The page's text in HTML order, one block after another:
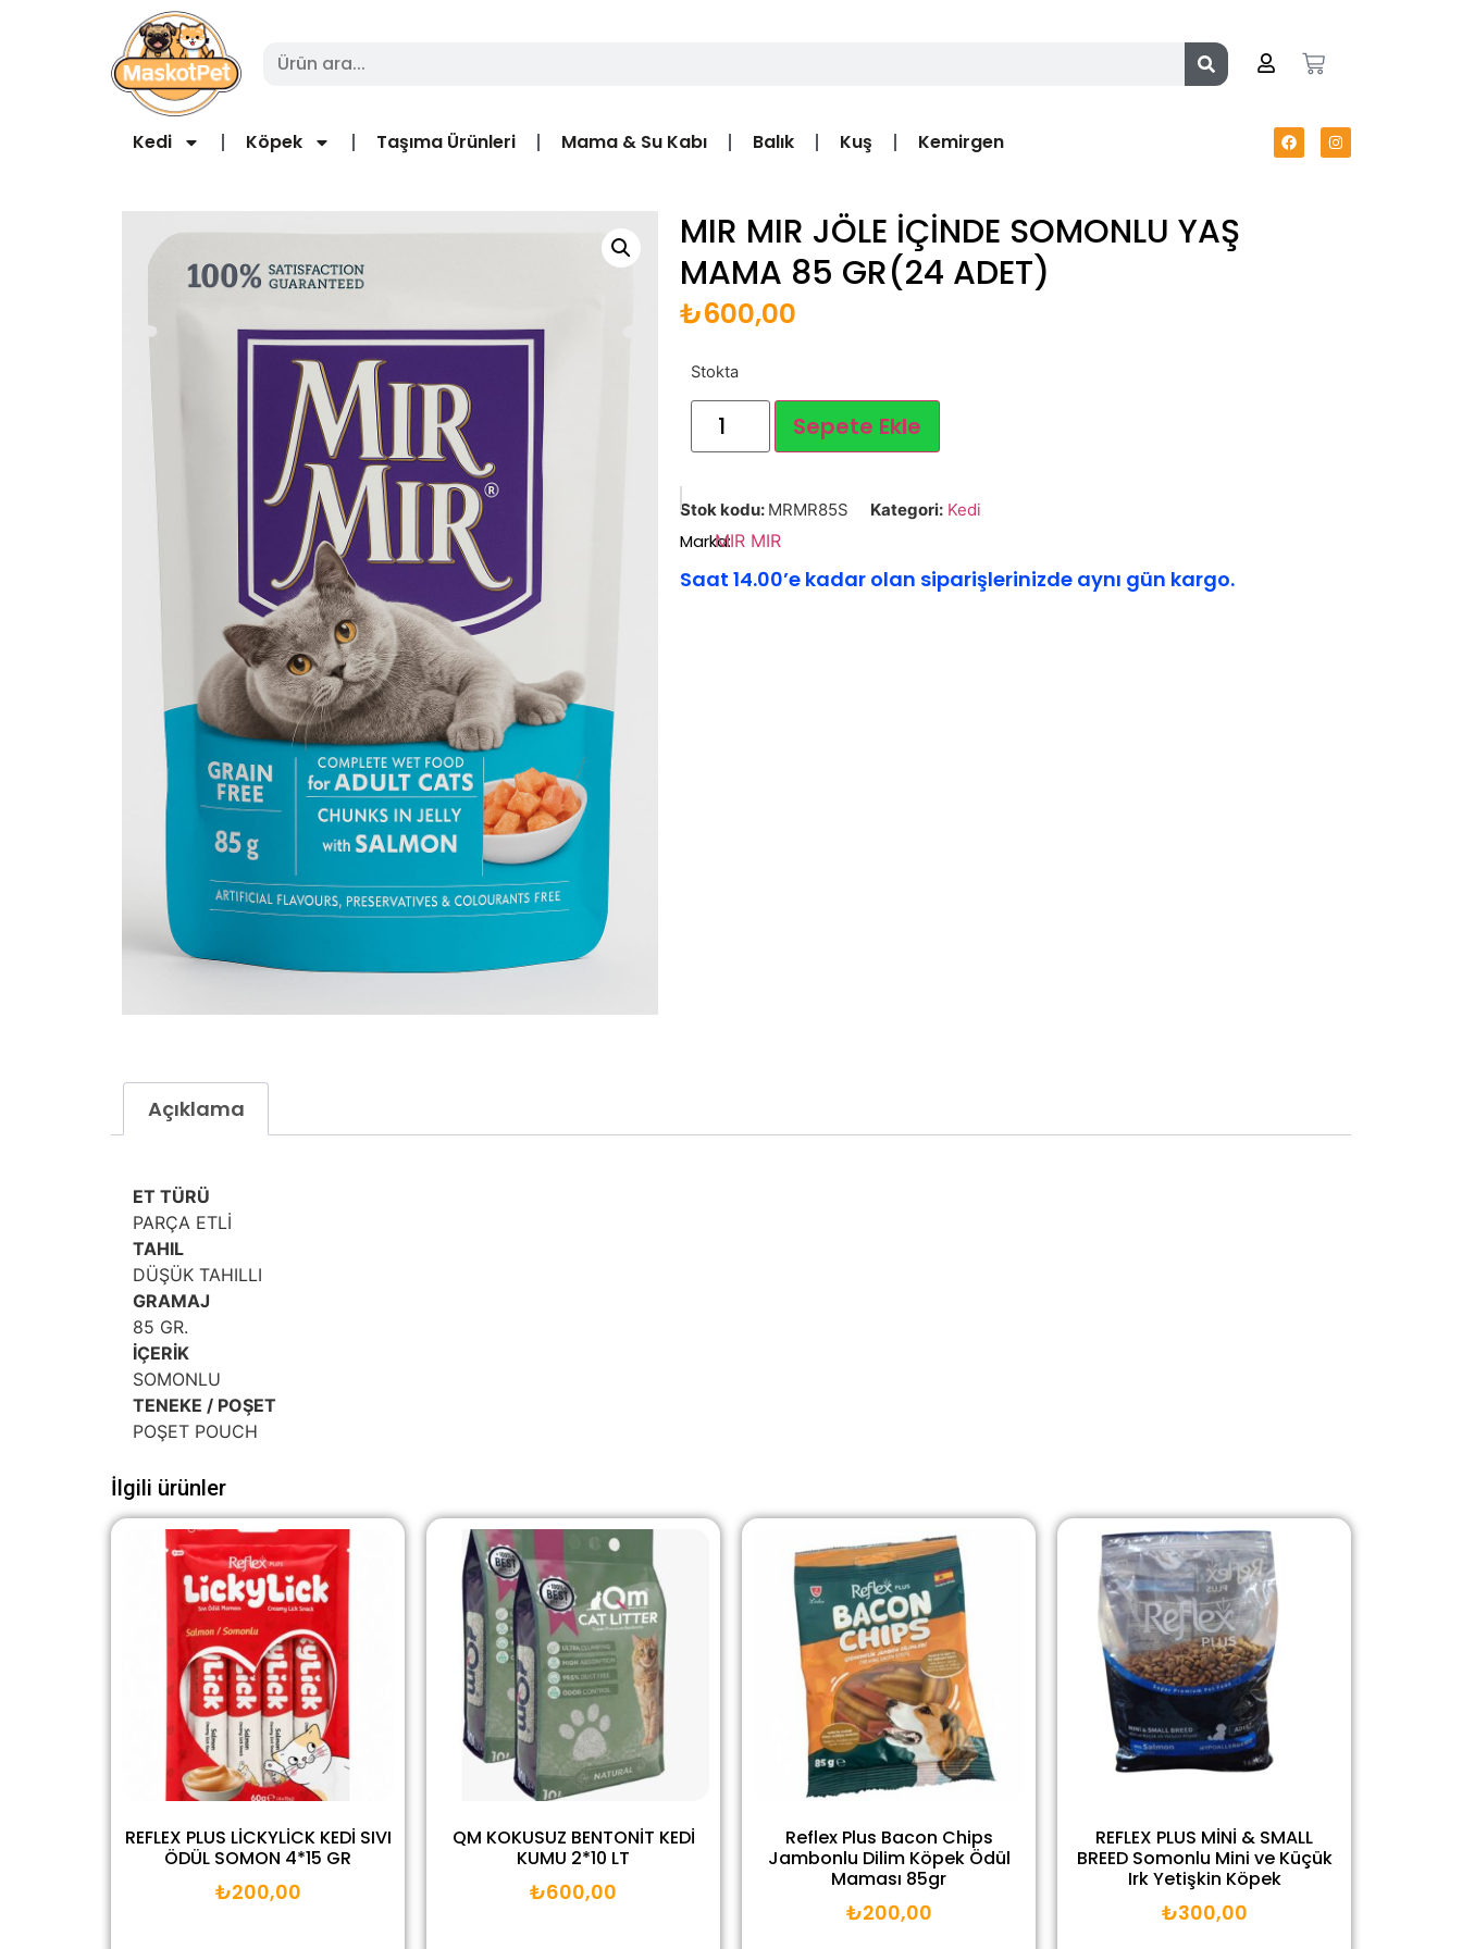
Kedi Köpek Taşıma Ürünleri Mama & Su Kabı Balık Kuş Kemirgen
MIR MIR JÖLE İÇİNDE SOMONLU YAŞ
MAMA 85 GR(24 ADET)
₺600,00
Stokta
Sepete Ekle
Stok kodu: MRMR85S Kategori: Kedi
Marka:MIR MIR
Saat 14.00’e kadar olan siparişlerinizde aynı gün kargo.
Açıklama
ET TÜRÜ
PARÇA ETLİ
TAHIL
DÜŞÜK TAHILLI
GRAMAJ
85 GR.
İÇERİK
SOMONLU
TENEKE / POŞET
POŞET POUCH
İlgili ürünler
REFLEX PLUS LİCKYLİCK KEDİ SIVI
ÖDÜL SOMON 4*15 GR
₺200,00
QM KOKUSUZ BENTONİT KEDİ
KUMU 2*10 LT
₺600,00
Reflex Plus Bacon Chips
Jambonlu Dilim Köpek Ödül
Maması 85gr
₺200,00
REFLEX PLUS MİNİ & SMALL
BREED Somonlu Mini ve Küçük
Irk Yetişkin Köpek
₺300,00